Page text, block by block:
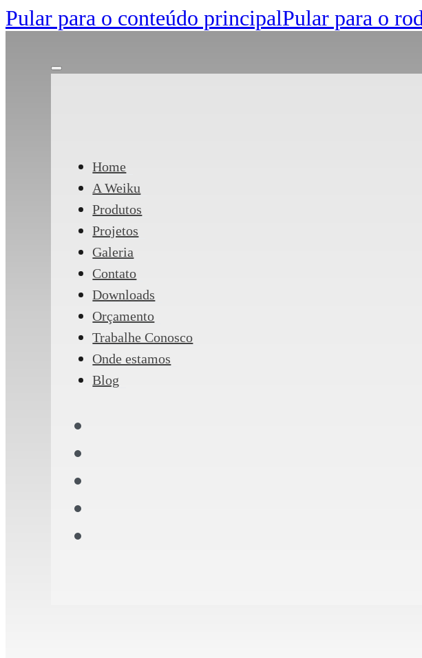
Pular para o conteúdo principalPular para o
Home
A Weiku
Produtos
Projetos
Galeria
Contato
Downloads
Orçamento
Trabalhe Conosco
Onde estamos
Blog